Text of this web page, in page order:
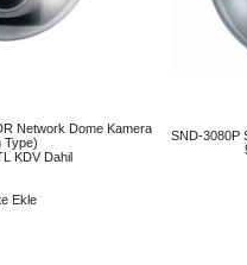
Network Dome Kamera
Type)
KDV Dahil
Ekle
SND-3080P